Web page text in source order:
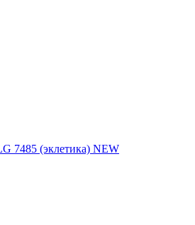
7485 (эклетика) NEW